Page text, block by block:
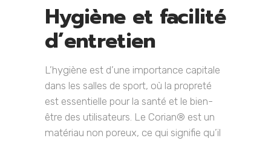
Hygiène et facilité
d’entretien
L’hygiène est d’une importance capitale
dans les salles de sport, où la propreté
est essentielle pour la santé et le bien-
être des utilisateurs. Le Corian® est un
matériau non poreux, ce qui signifie qu’il